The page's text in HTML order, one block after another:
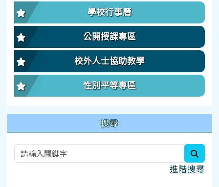
學校行事曆
公開授課專區
校外人士協助教學
性別平等專區
搜尋
進階搜尋